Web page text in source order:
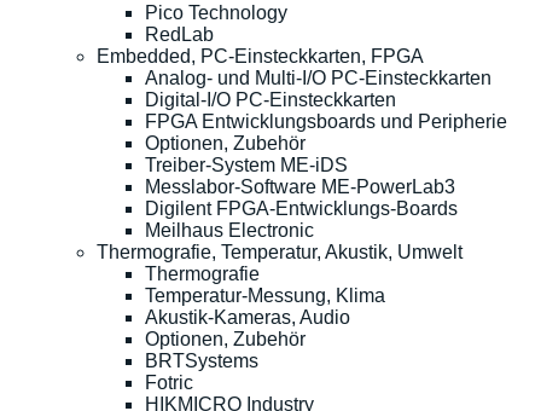
Pico Technology
RedLab
Embedded, PC-Einsteckkarten, FPGA
Analog- und Multi-I/O PC-Einsteckkarten
Digital-I/O PC-Einsteckkarten
FPGA Entwicklungsboards und Peripherie
Optionen, Zubehör
Treiber-System ME-iDS
Messlabor-Software ME-PowerLab3
Digilent FPGA-Entwicklungs-Boards
Meilhaus Electronic
Thermografie, Temperatur, Akustik, Umwelt
Thermografie
Temperatur-Messung, Klima
Akustik-Kameras, Audio
Optionen, Zubehör
BRTSystems
Fotric
HIKMICRO Industry